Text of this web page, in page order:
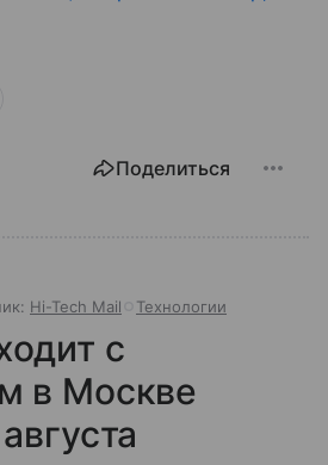
Поделиться
Hi-Tech Mail Технологии
с
в Москве